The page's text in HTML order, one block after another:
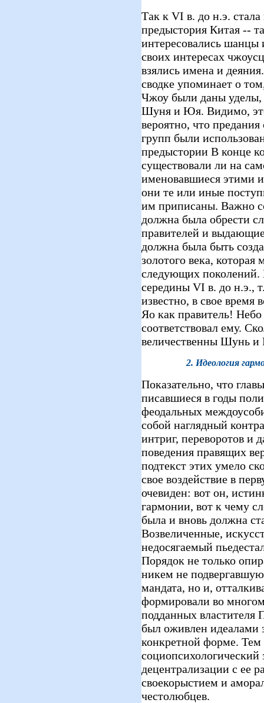
Так к VI в. до н.э. стала
предыстория Китая --
интересовались шанцы
своих интересах
взялись имена и
сводке упоминает о
Чжоу были даны уделы,
Шуня и Юя. Видимо,
вероятно, что
групп были
предыстории В конце
существовали ли на
именовавшиеся этими
они те или иные
им приписаны. Важно
должна была обрести
правителей и
должна была быть
золотого века,
следующих поколений.
середины VI в. до н.э.,
известно, в свое время
Яо как правитель!
соответствовал ему.
величественны Шунь
2. Идеология
Показательно, что
писавшиеся в годы
феодальных
собой наглядный
интриг, переворотов и
поведения правящих
подтекст этих умело
свое воздействие в
очевиден: вот он,
гармонии, вот к чему
была и вновь должна
Возвеличенные,
недосягаемый
Порядок не только
никем не
мандата, но и,
формировали во
подданных властителя
был оживлен идеалами
конкретной форме.
децентрализации с ее
своекорыстием и
честолюбцев.